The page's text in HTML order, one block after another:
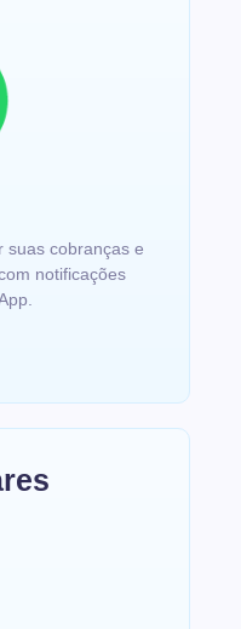
suas cobranças e
notificações